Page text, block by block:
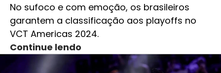
No sufoco e com emoção, os brasileiros
garantem a classificação aos playoffs no
VCT Americas 2024.
Continue lendo